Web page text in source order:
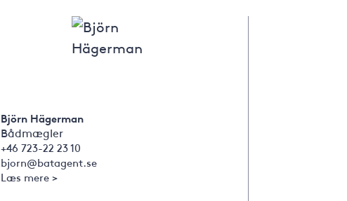
Björn Hägerman
Bådmægler
+46 723-22 23 10
bjorn@batagent.se
Læs mere >